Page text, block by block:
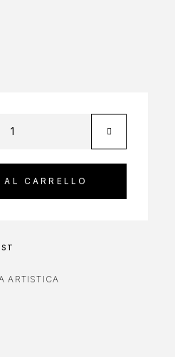
CARRELLO
ARTISTICA